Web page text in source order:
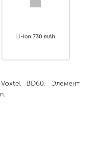
Li-Ion 730 mAh
BD60. Элемент